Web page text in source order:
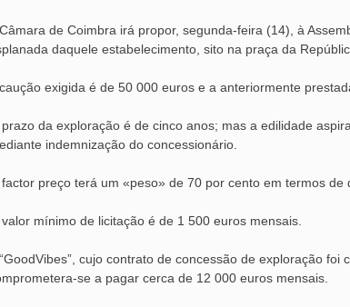
de Coimbra irá propor, segunda-feira (14), à
daquele estabelecimento, sito na praça da
exigida é de 50 000 euros e a anteriormente
da exploração é de cinco anos; mas a edilidade
indemnização do concessionário.
preço terá um «peso» de 70 por cento em termos de
mínimo de licitação é de 1 500 euros mensais.
cujo contrato de concessão de exploração
se a pagar cerca de 12 000 euros mensais.